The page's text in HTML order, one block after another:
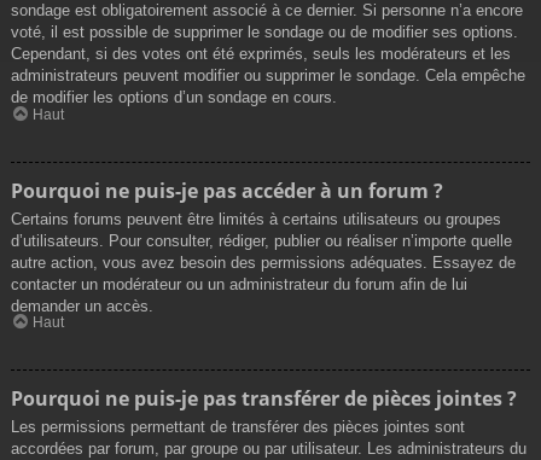
sondage est obligatoirement associé à ce dernier. Si personne n’a encore
voté, il est possible de supprimer le sondage ou de modifier ses options.
Cependant, si des votes ont été exprimés, seuls les modérateurs et les
administrateurs peuvent modifier ou supprimer le sondage. Cela empêche
de modifier les options d’un sondage en cours.
Haut
Pourquoi ne puis-je pas accéder à un forum ?
Certains forums peuvent être limités à certains utilisateurs ou groupes
d’utilisateurs. Pour consulter, rédiger, publier ou réaliser n’importe quelle
autre action, vous avez besoin des permissions adéquates. Essayez de
contacter un modérateur ou un administrateur du forum afin de lui
demander un accès.
Haut
Pourquoi ne puis-je pas transférer de pièces jointes ?
Les permissions permettant de transférer des pièces jointes sont
accordées par forum, par groupe ou par utilisateur. Les administrateurs du